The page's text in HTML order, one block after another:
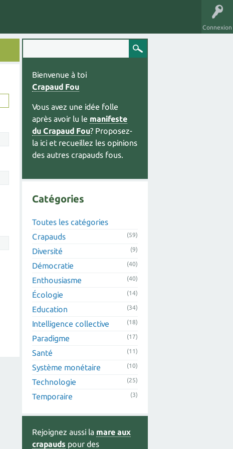
Connexion
Bienvenue à toi
Crapaud Fou
Vous avez une idée folle
après avoir lu le manifeste
du Crapaud Fou? Proposez-
la ici et recueillez les opinions
des autres crapauds fous.
Catégories
Toutes les catégories
Crapauds
(59)
Diversité (9)
Démocratie (40)
Enthousiasme (40)
Écologie (14)
Education (34)
Intelligence collective (18)
Paradigme (17)
Santé (11)
Système monétaire (10)
Technologie (25)
Temporaire (3)
Rejoignez aussi la mare aux
crapauds pour des